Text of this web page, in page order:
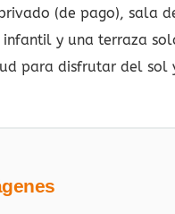
(de pago), sala
infantil y una terraza
para disfrutar del sol